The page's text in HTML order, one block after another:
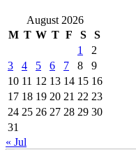
August 2026
M T W T F S
S
1
2
3
4 5 6 7 8
9
10 11 12 13 14 15 16
17 18 19 20 21 22 23
24 25 26 27 28 29 30
31
« Jul